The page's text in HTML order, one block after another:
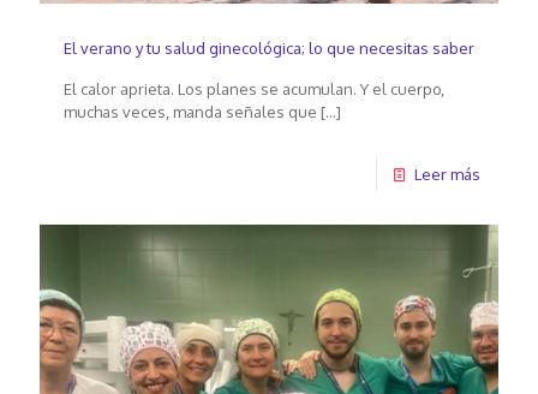
El verano y tu salud ginecológica; lo que necesitas saber
El calor aprieta. Los planes se acumulan. Y el cuerpo,
muchas veces, manda señales que […]
Leer más